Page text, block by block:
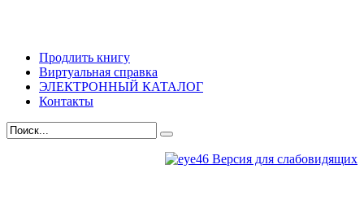
Продлить книгу
Виртуальная справка
ЭЛЕКТРОННЫЙ КАТАЛОГ
Контакты
Версия для слабовидящих